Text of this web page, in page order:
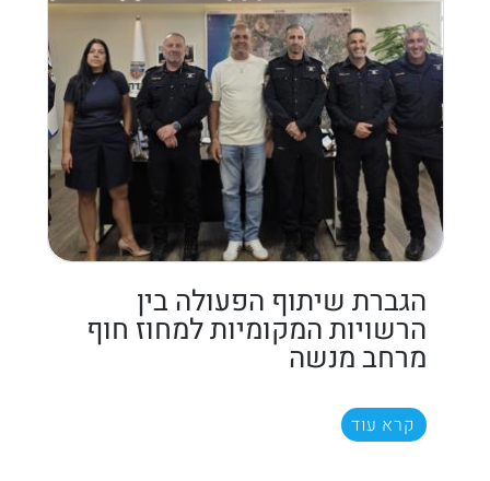
הגברת שיתוף הפעולה בין
הרשויות המקומיות למחוז חוף
מרחב מנשה
קרא עוד